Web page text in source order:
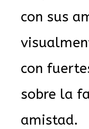
con sus
con
sobre la
amistad.